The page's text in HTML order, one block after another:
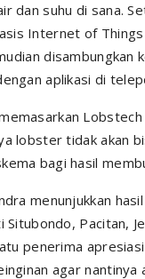
dan suhu di sana.
Internet of
disambungkan
aplikasi di
lobster tidak akan
bagi hasil
menunjukkan
Pacitan,
penerima
agar